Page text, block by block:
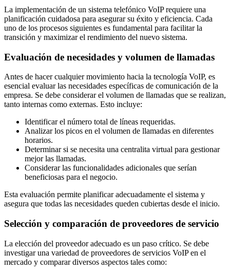
La implementación de un sistema telefónico VoIP requiere una
planificación cuidadosa para asegurar su éxito y eficiencia. Cada
uno de los procesos siguientes es fundamental para facilitar la
transición y maximizar el rendimiento del nuevo sistema.
Evaluación de necesidades y volumen de llamadas
Antes de hacer cualquier movimiento hacia la tecnología VoIP, es
esencial evaluar las necesidades específicas de comunicación de la
empresa. Se debe considerar el volumen de llamadas que se realizan,
tanto internas como externas. Esto incluye:
Identificar el número total de líneas requeridas.
Analizar los picos en el volumen de llamadas en diferentes
horarios.
Determinar si se necesita una centralita virtual para gestionar
mejor las llamadas.
Considerar las funcionalidades adicionales que serían
beneficiosas para el negocio.
Esta evaluación permite planificar adecuadamente el sistema y
asegura que todas las necesidades queden cubiertas desde el inicio.
Selección y comparación de proveedores de servicio
La elección del proveedor adecuado es un paso crítico. Se debe
investigar una variedad de proveedores de servicios VoIP en el
mercado y comparar diversos aspectos tales como: